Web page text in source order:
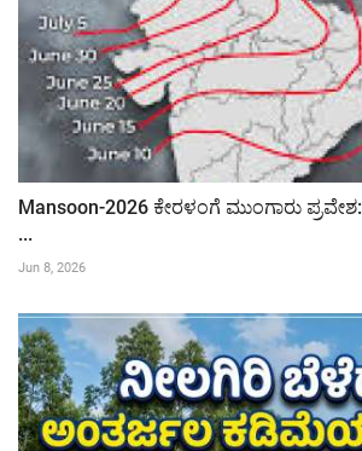
Mansoon-2026 ಕೇರಳಂಗೆ ಮುಂಗಾರು
...
Jun 8, 2026